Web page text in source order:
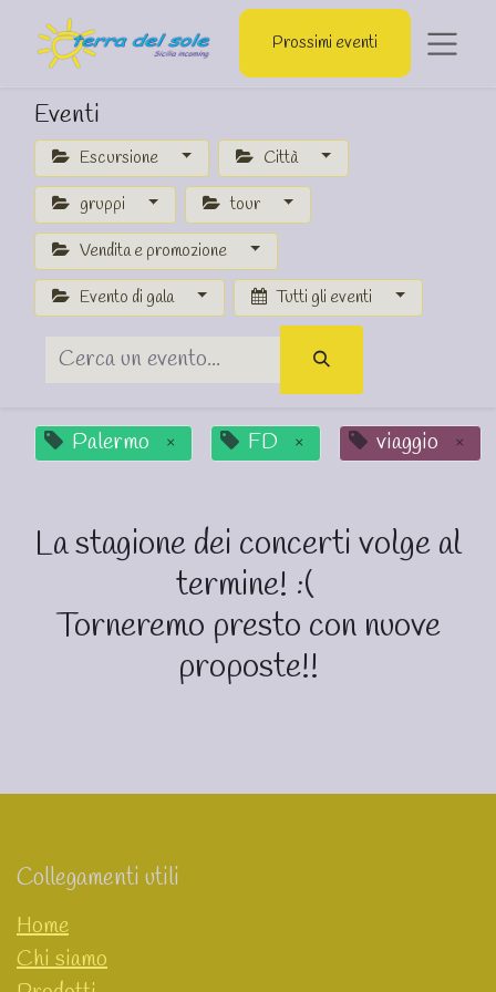
Prossimi eventi
Eventi
Escursione Città
gruppi tour
Vendita e promozione
Evento di gala Tutti gli eventi
Palermo × FD × viaggio ×
La stagione dei concerti volge al
termine! :(
Torneremo presto con nuove
proposte!!
Collegamenti utili
Home
Chi siamo